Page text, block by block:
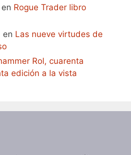
en Rogue Trader libro
en Las nueve virtudes de
Rol, cuarenta
edición a la vista